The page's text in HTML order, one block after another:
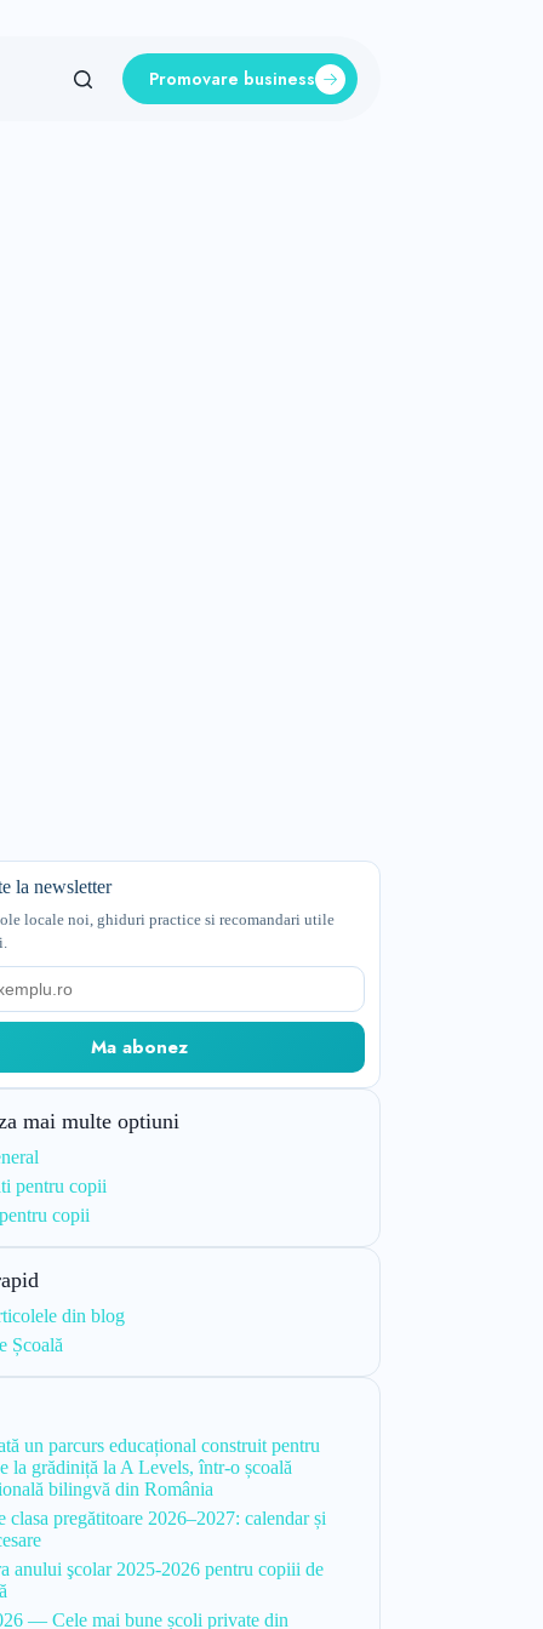
Promovare business
la newsletter
locale noi, ghiduri practice si recomandari utile
Ma abonez
mai multe optiuni
pentru copii
copii
din blog
Școală
un parcurs educațional construit pentru
la grădiniță la A Levels, într-o școală
bilingvă din România
clasa pregătitoare 2026–2027: calendar și
anului şcolar 2025-2026 pentru copiii de
— Cele mai bune școli private din